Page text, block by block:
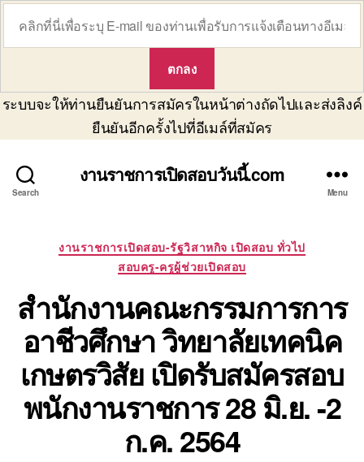
ระบบจะให้ท่านยืนยันการสมัครในหน้าต่างถัดไปและส่งลิงค์
ยืนยันอีกครั้งไปที่อีเมล์ที่สมัคร
Search
งานราชการเปิดสอบวันนี้.com
Menu
Categories
งานราชการเปิดสอบ-รัฐวิสาหกิจ เปิดสอบ ทั่วไป
สอบครู-ครูผู้ช่วยเปิดสอบ
สำนักงานคณะกรรมการการ
อาชีวศึกษา วิทยาลัยเทคนิค
เกษตรวิสัย เปิดรับสมัครสอบ
พนักงานราชการ 28 มิ.ย. -2
ก.ค. 2564